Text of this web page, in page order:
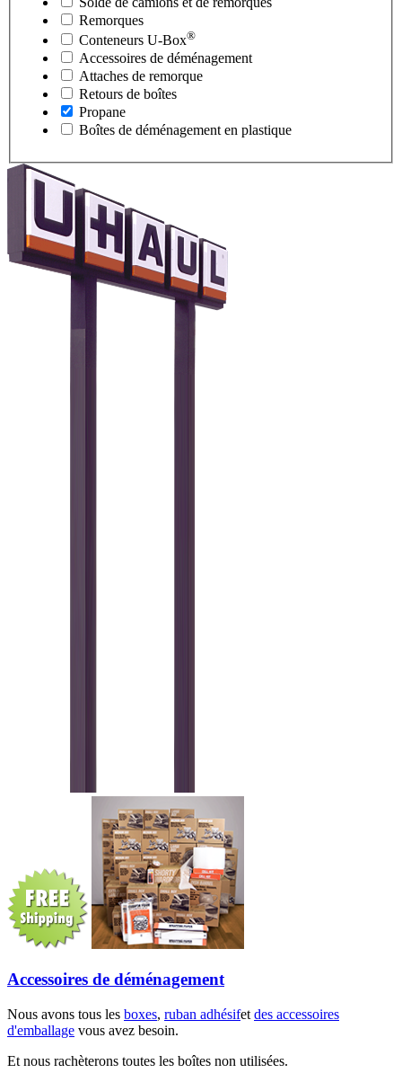
Remorques
Conteneurs U-Box®
Accessoires de déménagement
Attaches de remorque
Retours de boîtes
Propane
Boîtes de déménagement en plastique
Accessoires de déménagement
Nous avons tous les boxes, ruban adhésifet des accessoires
d'emballage vous avez besoin.
Et nous rachèterons toutes les boîtes non utilisées.